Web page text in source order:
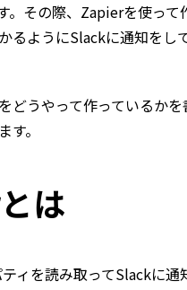
。その際、Zapierを使って
るようにSlackに通知をし
どうやって作っているかを
す。
は
ィを読み取ってSlackに通